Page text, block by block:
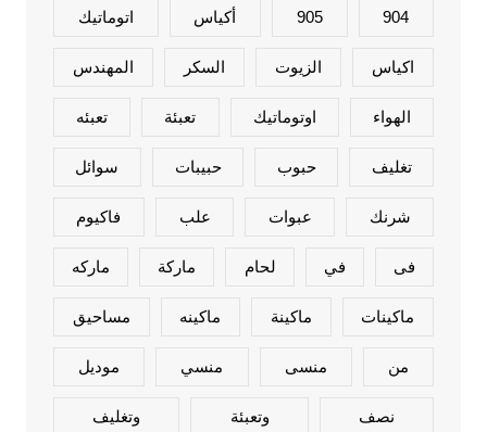
904
905 أكياس اتوماتيك
اكياس الزيوت السكر المهندس
الهواء اوتوماتيك تعبئة تعبئه
تغليف حبوب حبيبات سوائل
شرنك عبوات علب فاكيوم
فى في لحام ماركة ماركه
ماكينات ماكينة ماكينه مساحيق
من منسى منسي موديل
نصف وتعبئة وتغليف